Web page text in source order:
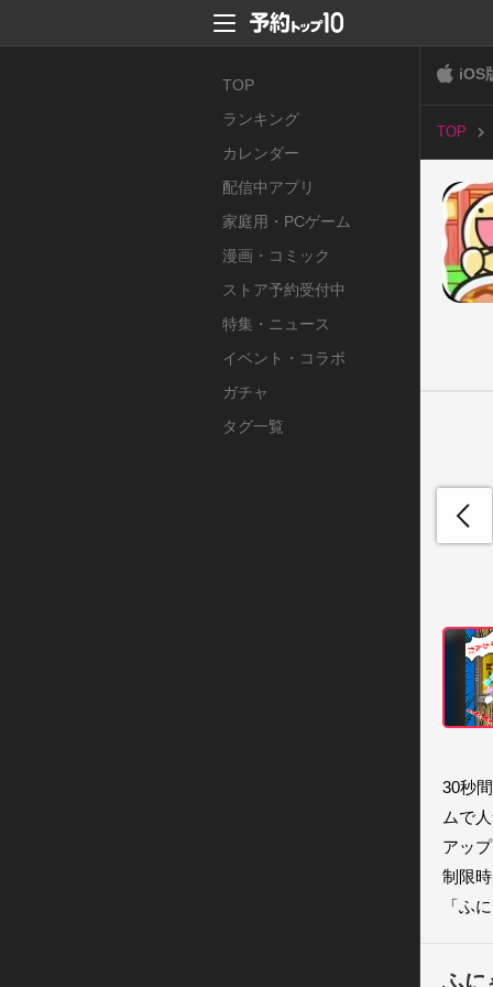
TOP
ランキング
カレンダー
配信中アプリ
家庭用・PCゲーム
漫画・コミック
ストア予約受付中
特集・ニュース
イベント・コラボ
ガチャ
タグ一覧
iOS
TOP
30秒
ムで
アッ
制限
「ふ
ふに